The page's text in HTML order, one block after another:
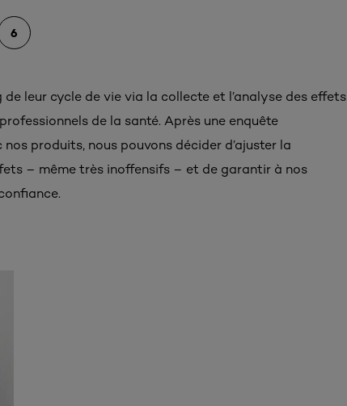
6
leur cycle de vie via la collecte et l’analyse des effets
de la santé. Après une enquête
produits, nous pouvons décider d’ajuster la
– même très inoffensifs – et de garantir à nos